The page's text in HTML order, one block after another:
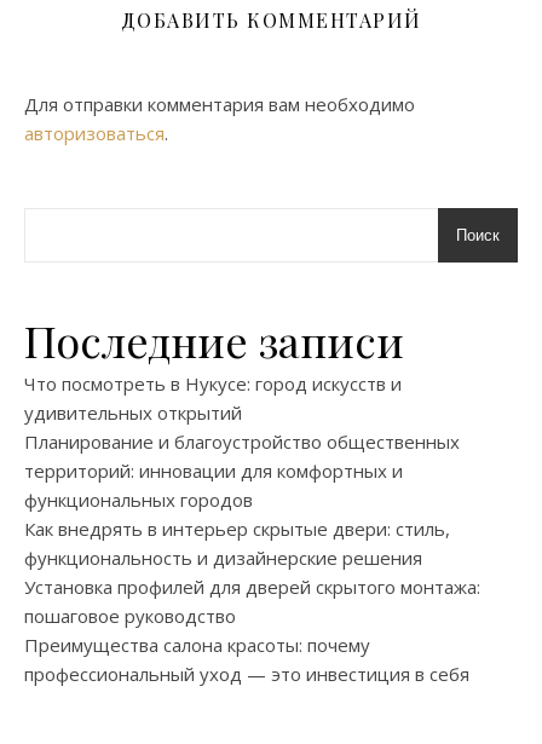
ДОБАВИТЬ КОММЕНТАРИЙ
Для отправки комментария вам необходимо
авторизоваться.
Поиск
Последние записи
Что посмотреть в Нукусе: город искусств и
удивительных открытий
Планирование и благоустройство общественных
территорий: инновации для комфортных и
функциональных городов
Как внедрять в интерьер скрытые двери: стиль,
функциональность и дизайнерские решения
Установка профилей для дверей скрытого монтажа:
пошаговое руководство
Преимущества салона красоты: почему
профессиональный уход — это инвестиция в себя